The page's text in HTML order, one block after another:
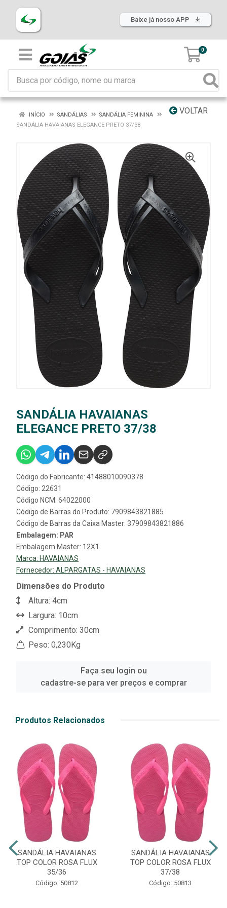
Baixe já nosso APP
0
VOLTAR
INÍCIO SANDÁLIAS
SANDÁLIA FEMININA
SANDÁLIA HAVAIANAS ELEGANCE PRETO 37/38
SANDÁLIA HAVAIANAS
ELEGANCE PRETO 37/38
Código do Fabricante: 41488010090378
Código: 22631
Código NCM: 64022000
Código de Barras do Produto: 7909843821885
Código de Barras da Caixa Master: 37909843821886
Embalagem: PAR
Embalagem Master: 12X1
Marca: HAVAIANAS
Fornecedor: ALPARGATAS - HAVAIANAS
Dimensões do Produto
Altura: 4cm
Largura: 10cm
Comprimento: 30cm
Peso: 0,230Kg
Faça seu login ou
cadastre-se para ver preços e comprar
Produtos Relacionados
SANDÁLIA HAVAIANAS
TOP COLOR ROSA FLUX
35/36
Código: 50812
SANDÁLIA HAVAIANAS
TOP COLOR ROSA FLUX
37/38
Código: 50813